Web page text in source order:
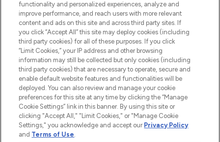
LOOKFANTASTIC ist Europas ultimativer
Beauty-Onlineshop mit den besten
Produkten aus Haut- und Haarpflege
functionality and personalized experiences, analyze and
improve performance, and reach users with more relevant
content and ads on this site and across third party sites. If
you click “Accept All” this site may deploy cookies (including
third party cookies) for all of these purposes. If you click
“Limit Cookies,” your IP address and other browsing
information may still be collected but only cookies (including
third party cookies) that are necessary to operate, secure and
enable default website features and functionalities will be
deployed. You can also review and manage your cookie
preferences for this site at any time by clicking the “Manage
Cookie Settings” link in this banner. By using this site or
clicking "Accept All," "Limit Cookies," or "Manage Cookie
Settings," you acknowledge and accept our Privacy Policy
and Terms of Use.